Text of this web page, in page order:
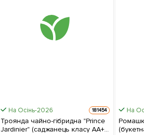
На Осінь-2026 181454
Троянда чайно-гібридна "Prince
Jardinier" (саджанець класу АА+)
На